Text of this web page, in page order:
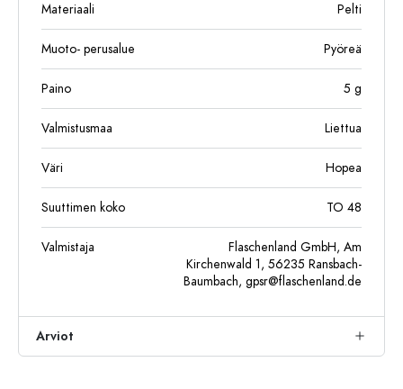
Materiaali Pelti
Muoto- perusalue Pyöreä
Paino 5 g
Valmistusmaa Liettua
Väri Hopea
Suuttimen koko TO 48
Valmistaja
Flaschenland GmbH, Am
Kirchenwald 1, 56235 Ransbach-
Baumbach, gpsr@flaschenland.de
Arviot